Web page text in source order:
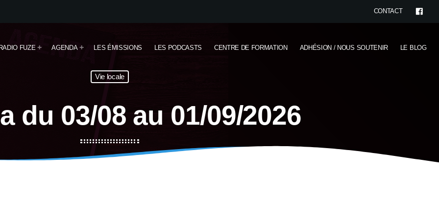
CONTACT
FUZE AGENDA LES ÉMISSIONS LES PODCASTS CENTRE DE FORMATION ADHÉSION / NOUS SOUTENIR LE BLOG
Vie locale
du 03/08 au 01/09/2026